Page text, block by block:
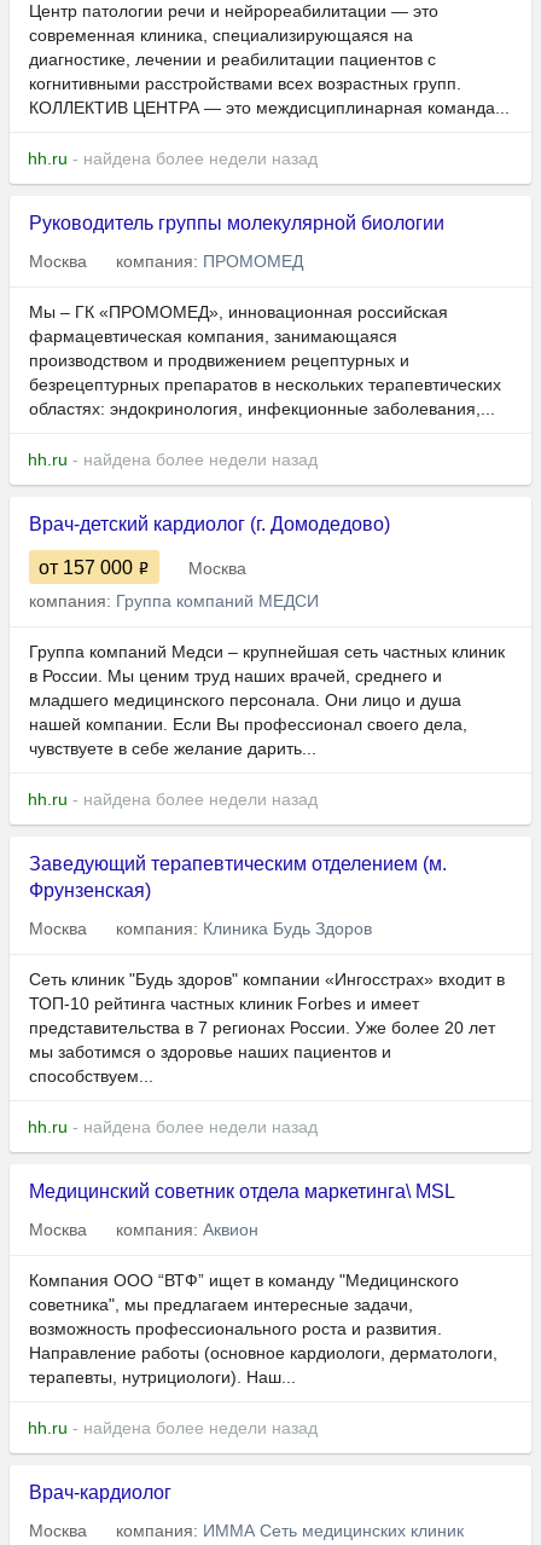
Центр патологии речи и нейрореабилитации — это
современная клиника, специализирующаяся на
диагностике, лечении и реабилитации пациентов с
когнитивными расстройствами всех возрастных групп.
КОЛЛЕКТИВ ЦЕНТРА — это междисциплинарная команда...
hh.ru - найдена более недели назад
Руководитель группы молекулярной биологии
Москва компания: ПРОМОМЕД
Мы – ГК «ПРОМОМЕД», инновационная российская
фармацевтическая компания, занимающаяся
производством и продвижением рецептурных и
безрецептурных препаратов в нескольких терапевтических
областях: эндокринология, инфекционные заболевания,...
hh.ru - найдена более недели назад
Врач-детский кардиолог (г. Домодедово)
от 157 000
Москва
компания: Группа компаний МЕДСИ
Группа компаний Медси – крупнейшая сеть частных клиник
в России. Мы ценим труд наших врачей, среднего и
младшего медицинского персонала. Они лицо и душа
нашей компании. Если Вы профессионал своего дела,
чувствуете в себе желание дарить...
hh.ru - найдена более недели назад
Заведующий терапевтическим отделением (м.
Фрунзенская)
Москва компания: Клиника Будь Здоров
Сеть клиник "Будь здоров" компании «Ингосстрах» входит в
ТОП-10 рейтинга частных клиник Forbes и имеет
представительства в 7 регионах России. Уже более 20 лет
мы заботимся о здоровье наших пациентов и
способствуем...
hh.ru - найдена более недели назад
Медицинский советник отдела маркетинга\ MSL
Москва компания: Аквион
Компания ООО “ВТФ” ищет в команду "Медицинского
советника", мы предлагаем интересные задачи,
возможность профессионального роста и развития.
Направление работы (основное кардиологи, дерматологи,
терапевты, нутрициологи). Наш...
hh.ru - найдена более недели назад
Врач-кардиолог
Москва компания: ИММА Сеть медицинских клиник